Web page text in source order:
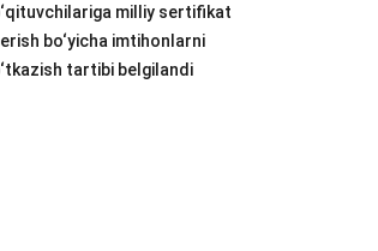
milliy sertifikat
bo‘yicha imtihonlarni
tartibi belgilandi